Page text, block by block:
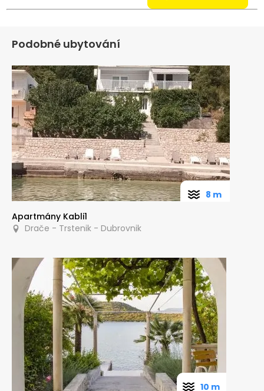
Podobné ubytování
Apartmány Kabli1
Drače - Trstenik - Dubrovnik
8 m
10 m